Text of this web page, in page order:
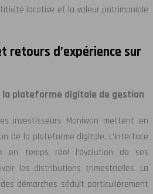
locative et la valeur patrimoniale
retours d’expérience sur
la plateforme digitale de gestion
investisseurs Moniwan mettent en
de la plateforme digitale. L’interface
en temps réel l’évolution de ses
les distributions trimestrielles. La
démarches séduit particulièrement